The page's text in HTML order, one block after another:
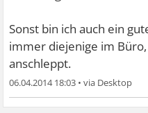
Sonst bin ich auch ein
immer diejenige im
anschleppt.
06.04.2014 18:03 •